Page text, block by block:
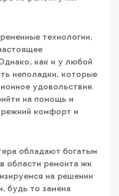
технологии,
как и у любой
неполадки, которые
удовольствие.
на помощь и
комфорт и
обладают богатым
области ремонта жк
на решении
будь то замена